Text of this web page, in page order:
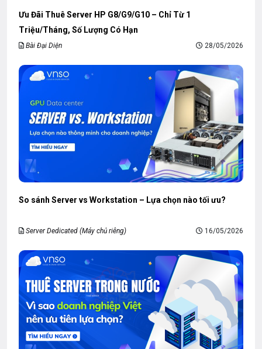
Ưu Đãi Thuê Server HP G8/G9/G10 – Chỉ Từ 1
Triệu/Tháng, Số Lượng Có Hạn
Bài Đại Diện 28/05/2026
So sánh Server vs Workstation – Lựa chọn nào tối ưu?
Server Dedicated (Máy chủ riêng) 16/05/2026